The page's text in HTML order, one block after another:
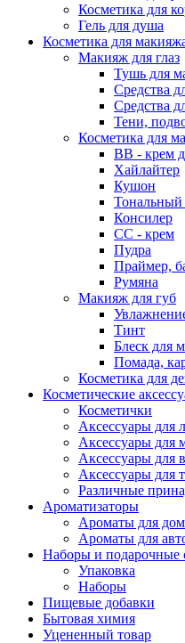
Косметика для
Гель для душа
Косметика для
Макияж для глаз
Тушь для
Средства
Средства
Тени,
Косметика для
ВВ - крем
Хайлайтер
Кушон
Тональный
Консилер
СС - крем
Пудра
Праймер,
Румяна
Макияж для губ
Тинт
Блеск для
Помада,
Косметика для
Косметические
Косметички
Аксессуары для
Аксессуары для
Аксессуары для
Аксессуары для
Различные
Ароматизаторы
Ароматы для
Ароматы для
Наборы и подарочные
Упаковка
Наборы
Пищевые добавки
Бытовая химия
Уцененный товар